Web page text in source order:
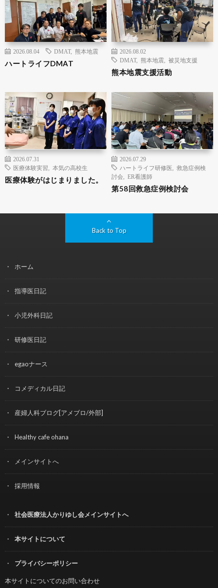
2026.08.04 DMAT, 熊本地震
ハートライフDMAT
2026.08.02
DMAT, 熊本地震 被災地支援
熊本地震支援活動
2026.07.31
医療体験実習
本気の高校生
医療体験がはじまりました。
2026.07.29
ハートライフ研修医
救急症例検
討会
ER看護師
第58回救急症例検討会
Back to Top
ホーム
指導医日記
小児外科日記
研修医日記
egaoナース
コメディカル日記
産婦人科ブログ[アメブロ/外部]
Healthy cafe ohana
メインサイトへ
採用情報
社会医療法人かりゆし会メインサイトへ
本サイトについて
プライバシーポリシー
本サイトについてのお問い合わせ